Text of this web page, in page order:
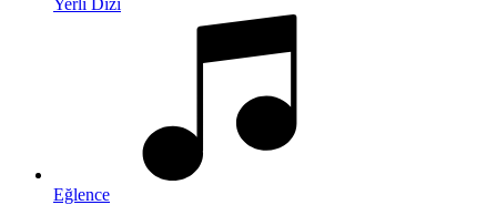
Yerli Dizi
Eğlence